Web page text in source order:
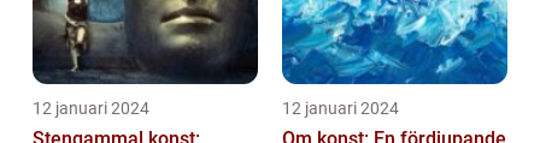
12 januari 2024 12 januari 2024